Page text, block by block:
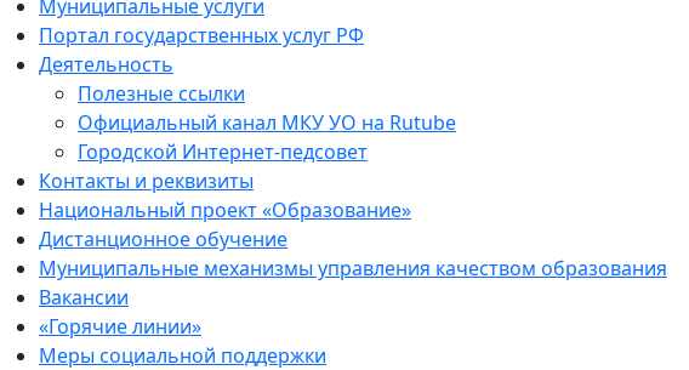
Муниципальные услуги
Портал государственных услуг РФ
Деятельность
Полезные ссылки
Официальный канал МКУ УО на Rutube
Городской Интернет-педсовет
Контакты и реквизиты
Национальный проект «Образование»
Дистанционное обучение
Муниципальные механизмы управления качеством образования
Вакансии
«Горячие линии»
Меры социальной поддержки